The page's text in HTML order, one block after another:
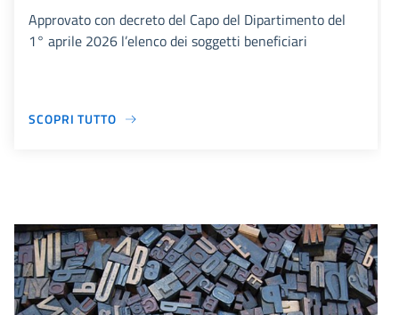
Approvato con decreto del Capo del Dipartimento del
1° aprile 2026 l’elenco dei soggetti beneficiari
SCOPRI TUTTO